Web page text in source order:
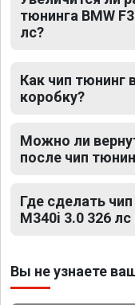
тюнинга BMW
лс?
Как чип тюнинг
коробку?
Можно ли
после чип
Где сделать
M340i 3.0 326
Вы не узнаете